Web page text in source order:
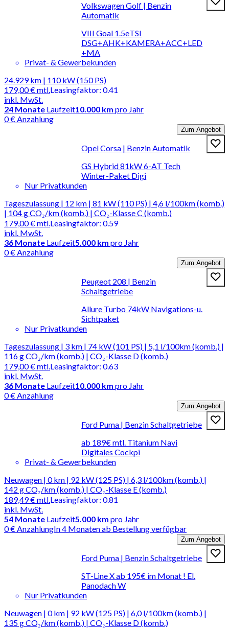
Volkswagen Golf | Benzin
Automatik
VIII Goal 1.5eTSI
DSG+AHK+KAMERA+ACC+LED
+MA
Privat- & Gewerbekunden
24.929 km | 110 kW (150 PS)
179,00 €mtl.
inkl. MwSt.
Leasingfaktor: 0.41
24 Monate Laufzeit10.000 km pro Jahr
0 € Anzahlung
Zum Angebot
Opel Corsa | Benzin Automatik
GS Hybrid 81kW 6-AT Tech
Winter-Paket Digi
Nur Privatkunden
Tageszulassung | 12 km | 81 kW (110 PS) | 4,6 l/100km (komb.)
| 104 g CO₂/km (komb.) | CO₂-Klasse C (komb.)
179,00 €mtl.
inkl. MwSt.
Leasingfaktor: 0.59
36 Monate Laufzeit5.000 km pro Jahr
0 € Anzahlung
Zum Angebot
Peugeot 208 | Benzin
Schaltgetriebe
Allure Turbo 74kW Navigations-u.
Sichtpaket
Nur Privatkunden
Tageszulassung | 3 km | 74 kW (101 PS) | 5,1 l/100km (komb.) |
116 g CO₂/km (komb.) | CO₂-Klasse D (komb.)
179,00 €mtl.
inkl. MwSt.
Leasingfaktor: 0.63
36 Monate Laufzeit10.000 km pro Jahr
0 € Anzahlung
Zum Angebot
Ford Puma | Benzin Schaltgetriebe
ab 189€ mtl. Titanium Navi
Digitales Cockpi
Privat- & Gewerbekunden
Neuwagen | 0 km | 92 kW (125 PS) | 6,3 l/100km (komb.) |
142 g CO₂/km (komb.) | CO₂-Klasse E (komb.)
189,49 €mtl.
inkl. MwSt.
Leasingfaktor: 0.81
54 Monate Laufzeit5.000 km pro Jahr
0 € AnzahlungIn 4 Monaten ab Bestellung verfügbar
Zum Angebot
Ford Puma | Benzin Schaltgetriebe
ST-Line X ab 195€ im Monat ! El.
Panodach W
Nur Privatkunden
Neuwagen | 0 km | 92 kW (125 PS) | 6,0 l/100km (komb.) |
135 g CO₂/km (komb.) | CO₂-Klasse D (komb.)